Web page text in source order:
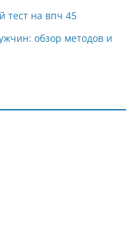
тест на впч 45
обзор методов и